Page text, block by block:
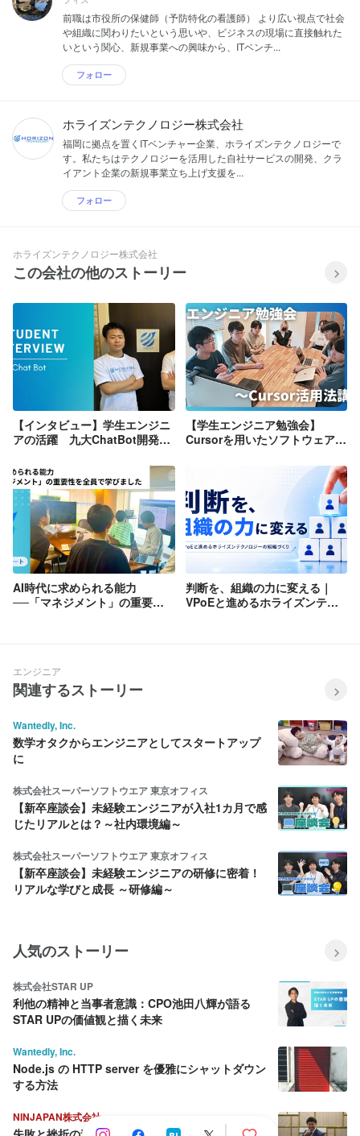
前職は市役所の保健師（予防特化の看護師） より広い視点で社会
や組織に関わりたいという思いや、ビジネスの現場に直接触れた
いという関心、新規事業への興味から、ITベンチ...
フォロー
ホライズンテクノロジー株式会社
福岡に拠点を置くITベンチャー企業、ホライズンテクノロジーで
す。私たちはテクノロジーを活用した自社サービスの開発、クラ
イアント企業の新規事業立ち上げ支援を...
フォロー
ホライズンテクノロジー株式会社
この会社の他のストーリー
【インタビュー】学生エンジニ
アの活躍 九大ChatBot開発の
【学生エンジニア勉強会】
Cursorを用いたソフトウェア開
AI時代に求められる能力
──「マネジメント」の重要性
判断を、組織の力に変える｜
VPoEと進めるホライズンテク
エンジニア
関連するストーリー
Wantedly, Inc.
数学オタクからエンジニアとしてスタートアップ
に
株式会社スーパーソフトウエア 東京オフィス
【新卒座談会】未経験エンジニアが入社1カ月で感
じたリアルとは？～社内環境編～
株式会社スーパーソフトウエア 東京オフィス
【新卒座談会】未経験エンジニアの研修に密着！
リアルな学びと成長 ～研修編～
人気のストーリー
株式会社STAR UP
利他の精神と当事者意識：CPO池田八輝が語る
STAR UPの価値観と描く未来
Wantedly, Inc.
Node.js の HTTP server を優雅にシャットダウン
する方法
NINJAPAN株式会社